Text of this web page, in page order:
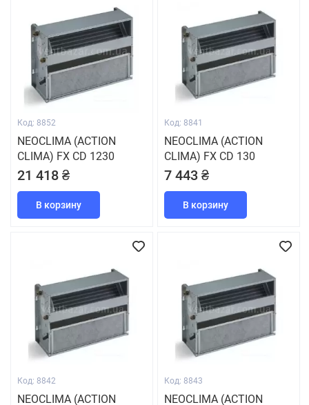
Код: 8852
NEOCLIMA (ACTION
CLIMA) FX CD 1230
21 418 ₴
В корзину
Код: 8841
NEOCLIMA (ACTION
CLIMA) FX CD 130
7 443 ₴
В корзину
Код: 8842
NEOCLIMA (ACTION
Код: 8843
NEOCLIMA (ACTION